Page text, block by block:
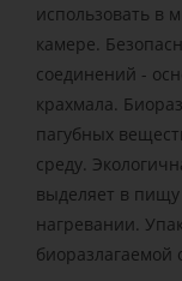
использовать в
камере.
соединений -
крахмала.
пагубных
среду.
выделяет в
нагревании.
биоразлагаемой